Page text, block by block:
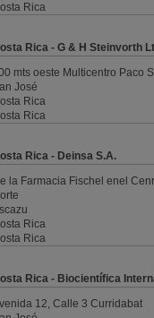
Rica
Rica - G & H Steinvorth
mts oeste Multicentro Paco
José
Rica
Rica
Rica - Deinsa S.A.
la Farmacia Fischel enel
Rica
Rica
Rica - Biocientífica
12, Calle 3 Curridabat